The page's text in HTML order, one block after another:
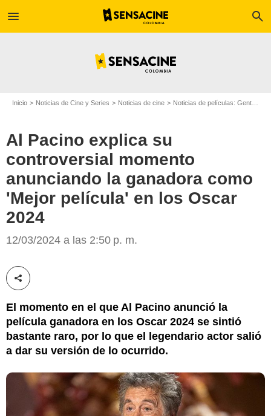
menu search
Inicio Noticias de Cine y Series Noticias de cine Noticias de películas: Gente
Al Pacino explica su
controversial momento
anunciando la ganadora como
'Mejor película' en los Oscar
2024
12/03/2024 a las 2:50 p. m.
Compartir esta noticia
El momento en el que Al Pacino anunció la
película ganadora en los Oscar 2024 se sintió
bastante raro, por lo que el legendario actor salió
a dar su versión de lo ocurrido.